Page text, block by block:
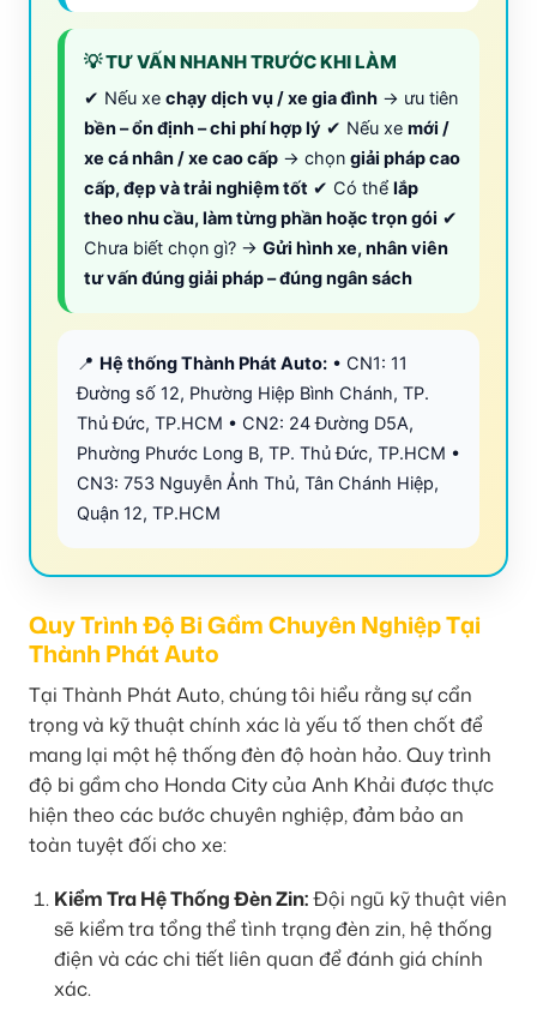
💡 TƯ VẤN NHANH TRƯỚC KHI LÀM
✔ Nếu xe chạy dịch vụ / xe gia đình → ưu tiên
bền – ổn định – chi phí hợp lý ✔ Nếu xe mới /
xe cá nhân / xe cao cấp → chọn giải pháp cao
cấp, đẹp và trải nghiệm tốt ✔ Có thể lắp
theo nhu cầu, làm từng phần hoặc trọn gói ✔
Chưa biết chọn gì? → Gửi hình xe, nhân viên
tư vấn đúng giải pháp – đúng ngân sách
📍 Hệ thống Thành Phát Auto: • CN1: 11
Đường số 12, Phường Hiệp Bình Chánh, TP.
Thủ Đức, TP.HCM • CN2: 24 Đường D5A,
Phường Phước Long B, TP. Thủ Đức, TP.HCM •
CN3: 753 Nguyễn Ảnh Thủ, Tân Chánh Hiệp,
Quận 12, TP.HCM
Quy Trình Độ Bi Gầm Chuyên Nghiệp Tại
Thành Phát Auto
Tại Thành Phát Auto, chúng tôi hiểu rằng sự cẩn
trọng và kỹ thuật chính xác là yếu tố then chốt để
mang lại một hệ thống đèn độ hoàn hảo. Quy trình
độ bi gầm cho Honda City của Anh Khải được thực
hiện theo các bước chuyên nghiệp, đảm bảo an
toàn tuyệt đối cho xe:
Kiểm Tra Hệ Thống Đèn Zin:Đội ngũ kỹ thuật viên
sẽ kiểm tra tổng thể tình trạng đèn zin, hệ thống
điện và các chi tiết liên quan để đánh giá chính
xác.